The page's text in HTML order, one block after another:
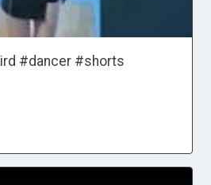
#dancer #shorts